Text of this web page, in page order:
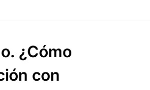
¿Cómo
con